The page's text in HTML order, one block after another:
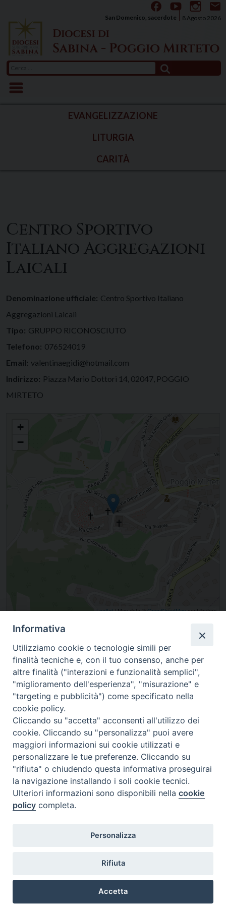
content
8 Agosto 2026
San Domenico, sacerdote
per:
EVANGELIZZAZIONE
LITURGIA
CARITÀ
Centro Sportivo
Italiano Aggregazioni
Laicali
Denominazione ufficiale: Centro Sportivo Italiano
Aggregazioni Laicali
Tipo: GRUPPO RICONOSCIUTO
Telefono: 076524019
Email: valentinaegidi@hotmail.com
Indirizzo: Piazza Mario Dottori 14, 02047, POGGIO
MIRTETO
+
−
Leaflet| Map data ©OpenStreetMapcontributors
Piazza Mario Dottori 14, POGGIO MIRTETO, Lazio, Italia
Piazza Mario Dottori, 14
02047 Poggio Mirteto (Rieti)
diocesi@diocesisabina.it
Informativa
Utilizziamo cookie o tecnologie simili per
finalità tecniche e, con il tuo consenso, anche per
altre finalità ("interazioni e funzionalità semplici",
"miglioramento dell'esperienza", "misurazione" e
"targeting e pubblicità") come specificato nella
cookie policy.
Cliccando su "accetta" acconsenti all'utilizzo dei
cookie. Cliccando su "personalizza" puoi avere
maggiori informazioni sui cookie utilizzati e
personalizzare le tue preferenze. Cliccando su
"rifiuta" o chiudendo questa informativa proseguirai
la navigazione installando i soli cookie tecnici.
Ulteriori informazioni sono disponibili nellacookie
policy completa.
Personalizza
Rifiuta
Accetta